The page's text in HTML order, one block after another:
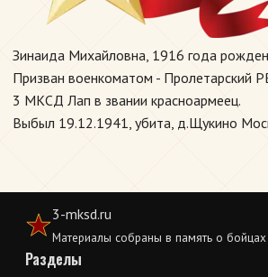
Зинаида Михайловна, 1916 года
Призван военкоматом - Пролетарский
3 МКСД Лап в звании красноармеец.
Выбыл 19.12.1941, убита, д.Щукино
3-mksd.ru
Материалы собраны в память о
Разделы